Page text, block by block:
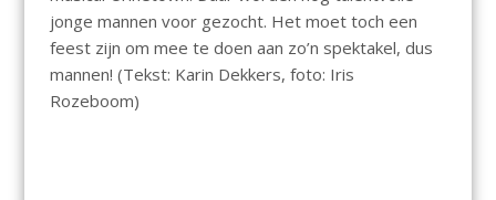
jonge mannen voor gezocht. Het moet toch een
feest zijn om mee te doen aan zo’n spektakel, dus
mannen! (Tekst: Karin Dekkers, foto: Iris
Rozeboom)